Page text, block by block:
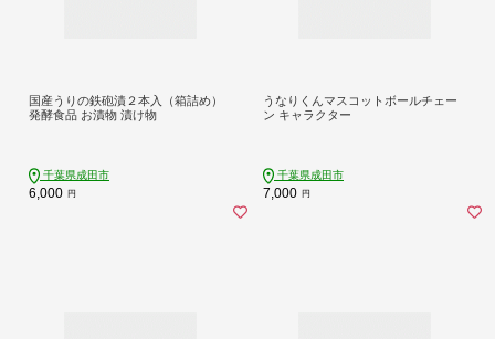
国産うりの鉄砲漬２本入（箱詰め）
発酵食品 お漬物 漬け物
千葉県成田市
6,000 円
うなりくんマスコットボールチェー
ン キャラクター
千葉県成田市
7,000 円